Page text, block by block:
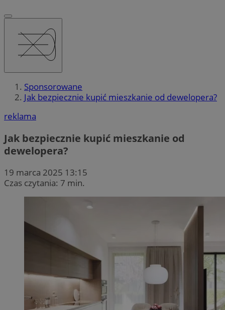
Sponsorowane
Jak bezpiecznie kupić mieszkanie od dewelopera?
reklama
Jak bezpiecznie kupić mieszkanie od
dewelopera?
19 marca 2025 13:15
Czas czytania: 7 min.